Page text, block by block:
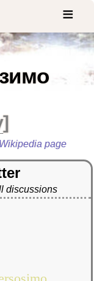
]
Wikipedia page
discussions